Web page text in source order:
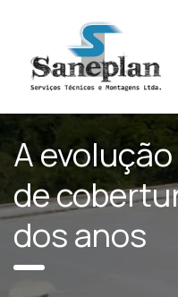
A
de
dos anos